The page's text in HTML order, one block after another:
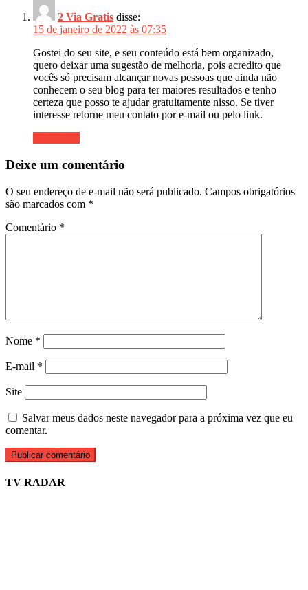
2 Via Gratis disse:
15 de janeiro de 2022 às 07:35
Gostei do seu site, e seu conteúdo está bem organizado,
quero deixar uma sugestão de melhoria, pois acredito que
vocês só precisam alcançar novas pessoas que ainda não
conhecem o seu blog para ter maiores resultados e tenho
certeza que posso te ajudar gratuitamente nisso. Se tiver
interesse retorne meu contato por e-mail ou pelo link.
Deixe um comentário
O seu endereço de e-mail não será publicado. Campos obrigatórios
são marcados com *
Comentário *
Nome *
E-mail *
Site
Salvar meus dados neste navegador para a próxima vez que eu
comentar.
TV RADAR